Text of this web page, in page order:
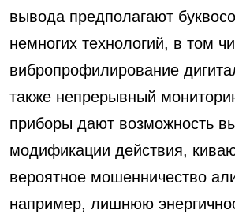
вывода предполагают
немногих технологий, в том
вибропрофилирование
также непрерывный
приборы дают возможность
модификации действия,
вероятное мошенничество
например, лишнюю